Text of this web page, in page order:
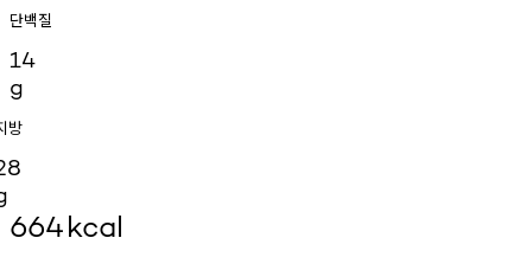
단백질
14
g
방
664kcal